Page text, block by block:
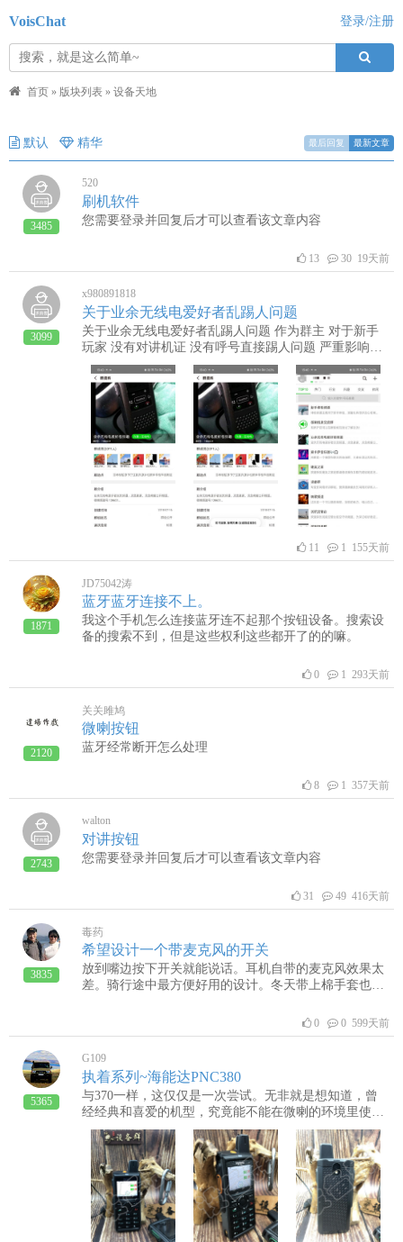
VoisChat 登录/注册
首页 » 版块列表 » 设备天地
默认 精华 最后回复 最新文章
3485
520
刷机软件
您需要登录并回复后才可以查看该文章内容
13 30 19天前
3099
x980891818
关于业余无线电爱好者乱踢人问题
关于业余无线电爱好者乱踢人问题 作为群主 对于新手
玩家 没有对讲机证 没有呼号直接踢人问题 严重影响了
微辣社会风气 严重的影响的微辣软件app 严重侵害了我
们作为新玩家的心情 建议官方眼里打击 这种不作为 这
种乱踢人的风气
11 1 155天前
1871
JD75042涛
蓝牙蓝牙连接不上。
我这个手机怎么连接蓝牙连不起那个按钮设备。搜索设
备的搜索不到，但是这些权利这些都开了的的嘛。
0 1 293天前
2120
关关雎鸠
微喇按钮
蓝牙经常断开怎么处理
8 1 357天前
2743
walton
对讲按钮
您需要登录并回复后才可以查看该文章内容
31 49 416天前
3835
毒药
希望设计一个带麦克风的开关
放到嘴边按下开关就能说话。耳机自带的麦克风效果太
差。骑行途中最方便好用的设计。冬天带上棉手套也能
0 0 599天前
5365
G109
执着系列~海能达PNC380
与370一样，这仅仅是一次尝试。无非就是想知道，曾
经经典和喜爱的机型，究竟能不能在微喇的环境里使
用。事实证明是可以的，虽然受限于很多因素，海能达
与微喇并不能十分友好地匹配，但毕竟是一次成功的尝
试。为以后的路打好基础。